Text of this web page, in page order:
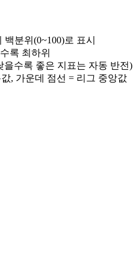
분위(0~100)로 표시
록 최하위
을수록 좋은 지표는 자동 반전)
, 가운데 점선 = 리그 중앙값